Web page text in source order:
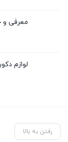
معرفی و
لوازم
رفتن به بالا